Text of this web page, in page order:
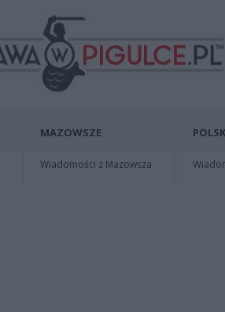
MAZOWSZE
Wiadomości z Mazowsza